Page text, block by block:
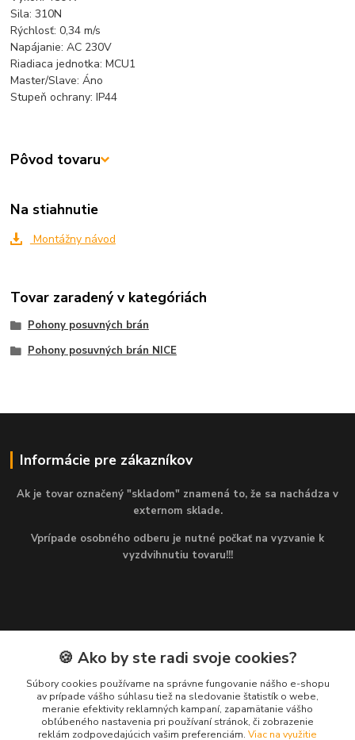
Sila: 310N
Rýchlosť: 0,34 m/s
Napájanie: AC 230V
Riadiaca jednotka: MCU1
Master/Slave:Áno
Stupeň ochrany: IP44
Pôvod tovaru
Na stiahnutie
Montážny návod
Tovar zaradený v kategóriách
Pohony posuvných brán
Pohony posuvných brán NICE
Informácie pre zákazníkov
Ak je tovar označený "skladom" znamená to, že sa nachádza v
externom sklade.
Vprípade osobného odberu je nutné počkať na vyzvanie k
vyzdvihnutiu tovaru!!!
Kontakty
Martin
+421 949 143 523
(Po-Pia, 8-16 hod.)
🍪 Ako by ste radi svoje cookies?
Súbory cookies používame na správne fungovanie nášho e-shopu
av prípade vášho súhlasu tiež na sledovanie štatistík o webe,
meranie efektivity reklamných kampaní, zapamätanie vášho
obľúbeného nastavenia pri používaní stránok, či zobrazenie
reklám zodpovedajúcich vašim preferenciám. Viac na využitie